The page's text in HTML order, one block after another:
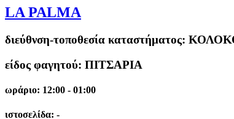
LA PALMA
διεύθνση-τοποθεσία καταστήματος:
είδος φαγητού: ΠΙΤΣΑΡΙΑ
ωράριο: 12:00 - 01:00
ιστοσελίδα: -